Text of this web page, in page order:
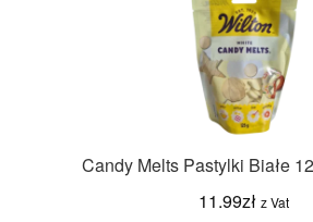
Candy Melts Pastylki Białe
11.99zł z Vat